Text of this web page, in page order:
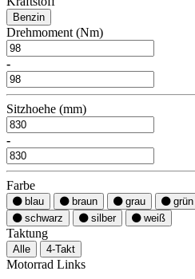
Benzin
Drehmoment (Nm)
-
Sitzhoehe (mm)
-
Farbe
blau braun grau grün
schwarz
silber weiß
Taktung
Alle 4-Takt
Motorrad Links